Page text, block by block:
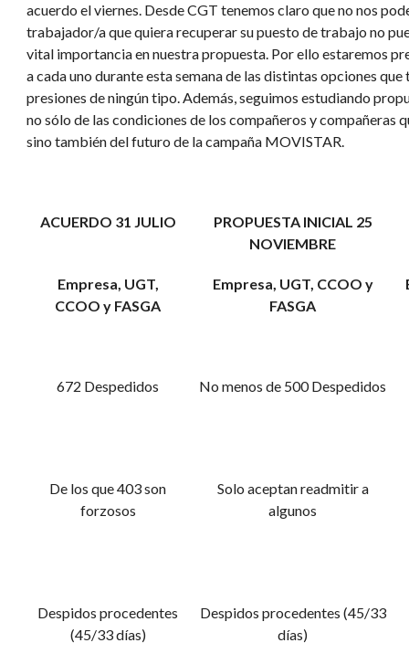
acuerdo el viernes. Desde CGT tenemos claro que no nos
trabajador/a que quiera recuperar su puesto de trabajo no
vital importancia en nuestra propuesta. Por ello estaremos
a cada uno durante esta semana de las distintas opciones
presiones de ningún tipo. Además, seguimos estudiando
no sólo de las condiciones de los compañeros y compañeras
sino también del futuro de la campaña MOVISTAR.
ACUERDO 31 JULIO
PROPUESTA INICIAL 25
NOVIEMBRE
Empresa, UGT,
CCOO y FASGA
Empresa, UGT, CCOO y
FASGA
672 Despedidos No menos de 500 Despedidos
De los que 403 son
forzosos
Solo aceptan readmitir a
algunos
Despidos procedentes
(45/33 días)
Despidos procedentes (45/33
días)